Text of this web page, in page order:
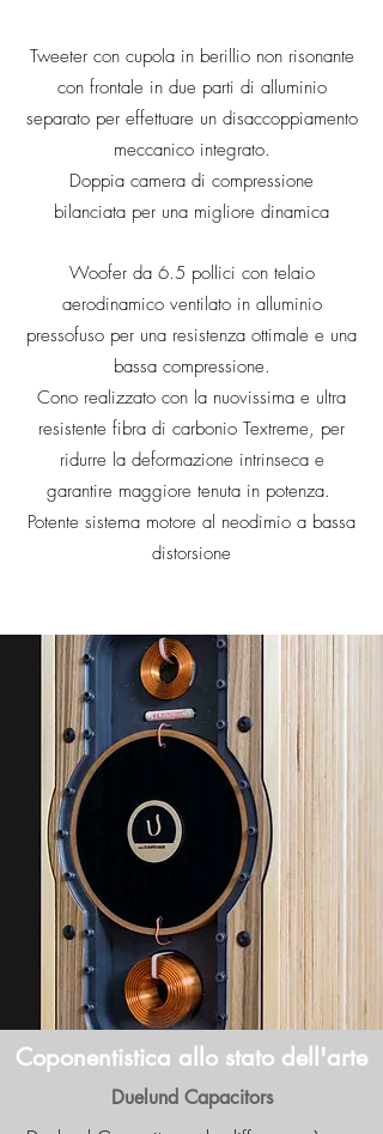
Tweeter con cupola in berillio non risonante
con frontale in due parti di alluminio
separato per effettuare un disaccoppiamento
meccanico integrato.
Doppia camera di compressione
bilanciata per una migliore dinamica
Woofer da 6.5 pollici con telaio
aerodinamico ventilato in alluminio
pressofuso per una resistenza ottimale e una
bassa compressione.
Cono realizzato con la nuovissima e ultra
resistente fibra di carbonio Textreme, per
ridurre la deformazione intrinseca e
garantire maggiore tenuta in potenza.
Potente sistema motore al neodimio a bassa
distorsione
Coponentistica allo stato dell'arte
Duelund Capacitors